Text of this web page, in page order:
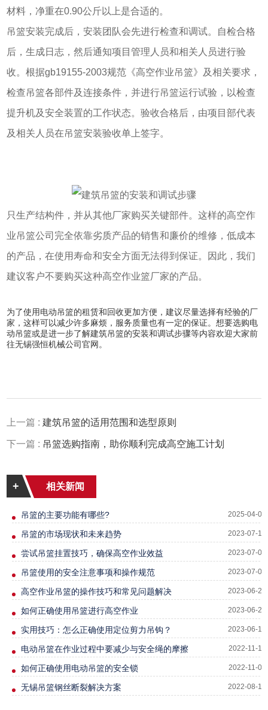
材料，净重在0.90公斤以上是合适的。
吊篮安装完成后，安装团队会先进行检查和调试。自检合格
后，生成日志，然后通知项目管理人员和相关人员进行验
收。根据gb19155-2003规范《高空作业吊篮》及相关要求，
检查吊篮各部件及连接条件，并进行吊篮运行试验，以检查
提升机及安全装置的工作状态。验收合格后，由项目部代表
及相关人员在吊篮安装验收单上签字。
只生产结构件，并从其他厂家购买关键部件。这样的高空作
业吊篮公司完全依靠劣质产品的销售和廉价的维修，低成本
的产品，在使用寿命和安全方面无法得到保证。因此，我们
建议客户不要购买这种高空作业篮厂家的产品。
为了使用电动吊篮的租赁和回收更加方便，建议尽量选择有经验的厂
家，这样可以减少许多麻烦，服务质量也有一定的保证。想要选购电
动吊篮或是进一步了解建筑吊篮的安装和调试步骤等内容欢迎大家前
往无锡强恒机械公司官网。
上一篇 :建筑吊篮的适用范围和选型原则
下一篇 : 吊篮选购指南，助你顺利完成高空施工计划
+ 相关新闻
吊篮的主要功能有哪些? 2025-04-03
吊篮的市场现状和未来趋势 2023-07-12
尝试吊篮挂置技巧，确保高空作业效益 2023-07-04
吊篮使用的安全注意事项和操作规范 2023-07-03
高空作业吊篮的操作技巧和常见问题解决 2023-06-29
如何正确使用吊篮进行高空作业 2023-06-22
实用技巧：怎么正确使用定位剪力吊钩？ 2023-06-16
电动吊篮在作业过程中要减少与安全绳的摩擦 2022-11-18
如何正确使用电动吊篮的安全锁 2022-11-05
无锡吊篮钢丝断裂解决方案 2022-08-13